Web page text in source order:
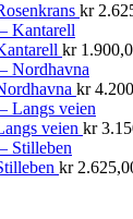
kr
kr
kr
veien kr
kr